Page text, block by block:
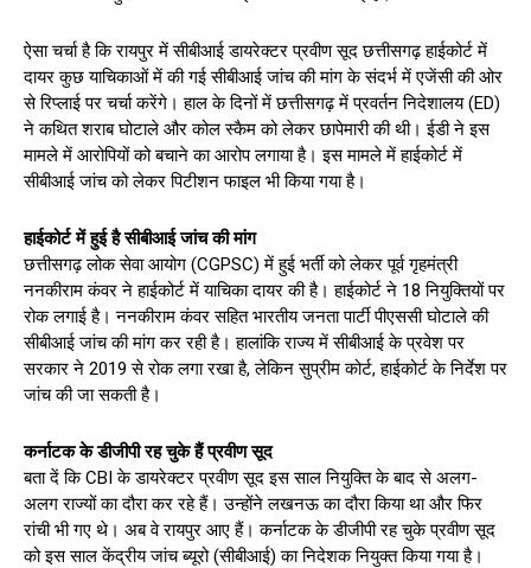
ऐसा चर्चा है कि रायपुर में सीबीआई डायरेक्टर प्रवीण सूद छत्तीसगढ़ हाईकोर्ट में
दायर कुछ याचिकाओं में की गई सीबीआई जांच की मांग के संदर्भ में एजेंसी की ओर
से रिप्लाई पर चर्चा करेंगे। हाल के दिनों में छत्तीसगढ़ में प्रवर्तन निदेशालय (ED)
ने कथित शराब घोटाले और कोल स्कैम को लेकर छापेमारी की थी। ईडी ने इस
मामले में आरोपियों को बचाने का आरोप लगाया है। इस मामले में हाईकोर्ट में
सीबीआई जांच को लेकर पिटीशन फाइल भी किया गया है।
हाईकोर्ट में हुई है सीबीआई जांच की मांग
छत्तीसगढ़ लोक सेवा आयोग (CGPSC) में हुई भर्ती को लेकर पूर्व गृहमंत्री
ननकीराम कंवर ने हाईकोर्ट में याचिका दायर की है। हाईकोर्ट ने 18 नियुक्तियों पर
रोक लगाई है। ननकीराम कंवर सहित भारतीय जनता पार्टी पीएससी घोटाले की
सीबीआई जांच की मांग कर रही है। हालांकि राज्य में सीबीआई के प्रवेश पर
सरकार ने 2019 से रोक लगा रखा है, लेकिन सुप्रीम कोर्ट, हाईकोर्ट के निर्देश पर
जांच की जा सकती है।
कर्नाटक के डीजीपी रह चुके हैं प्रवीण सूद
बता दें कि CBI के डायरेक्टर प्रवीण सूद इस साल नियुक्ति के बाद से अलग-
अलग राज्यों का दौरा कर रहे हैं। उन्होंने लखनऊ का दौरा किया था और फिर
रांची भी गए थे। अब वे रायपुर आए हैं। कर्नाटक के डीजीपी रह चुके प्रवीण सूद
को इस साल केंद्रीय जांच ब्यूरो (सीबीआई) का निदेशक नियुक्त किया गया है।